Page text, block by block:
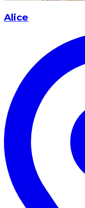
Alice